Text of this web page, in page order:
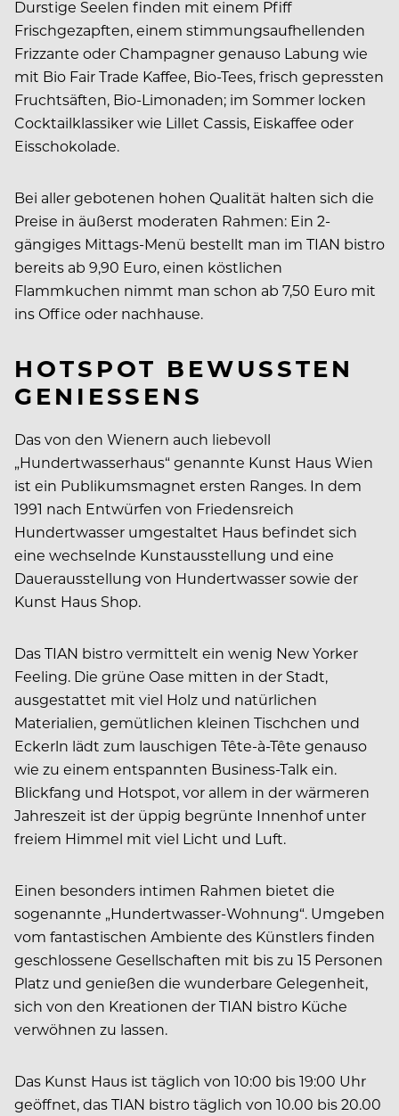
Durstige Seelen finden mit einem Pfiff
Frischgezapften, einem stimmungsaufhellenden
Frizzante oder Champagner genauso Labung wie
mit Bio Fair Trade Kaffee, Bio-Tees, frisch gepressten
Fruchtsäften, Bio-Limonaden; im Sommer locken
Cocktailklassiker wie Lillet Cassis, Eiskaffee oder
Eisschokolade.
Bei aller gebotenen hohen Qualität halten sich die
Preise in äußerst moderaten Rahmen: Ein 2-
gängiges Mittags-Menü bestellt man im TIAN bistro
bereits ab 9,90 Euro, einen köstlichen
Flammkuchen nimmt man schon ab 7,50 Euro mit
ins Office oder nachhause.
HOTSPOT BEWUSSTEN
GENIESSENS
Das von den Wienern auch liebevoll
„Hundertwasserhaus“ genannte Kunst Haus Wien
ist ein Publikumsmagnet ersten Ranges. In dem
1991 nach Entwürfen von Friedensreich
Hundertwasser umgestaltet Haus befindet sich
eine wechselnde Kunstausstellung und eine
Dauerausstellung von Hundertwasser sowie der
Kunst Haus Shop.
Das TIAN bistro vermittelt ein wenig New Yorker
Feeling. Die grüne Oase mitten in der Stadt,
ausgestattet mit viel Holz und natürlichen
Materialien, gemütlichen kleinen Tischchen und
Eckerln lädt zum lauschigen Tête-à-Tête genauso
wie zu einem entspannten Business-Talk ein.
Blickfang und Hotspot, vor allem in der wärmeren
Jahreszeit ist der üppig begrünte Innenhof unter
freiem Himmel mit viel Licht und Luft.
Einen besonders intimen Rahmen bietet die
sogenannte „Hundertwasser-Wohnung“. Umgeben
vom fantastischen Ambiente des Künstlers finden
geschlossene Gesellschaften mit bis zu 15 Personen
Platz und genießen die wunderbare Gelegenheit,
sich von den Kreationen der TIAN bistro Küche
verwöhnen zu lassen.
Das Kunst Haus ist täglich von 10:00 bis 19:00 Uhr
geöffnet, das TIAN bistro täglich von 10.00 bis 20.00